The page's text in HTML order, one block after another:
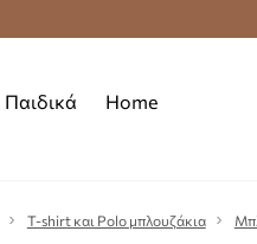
Δωρεάν
Παιδικά Home
T-shirt και Polo μπλουζάκια